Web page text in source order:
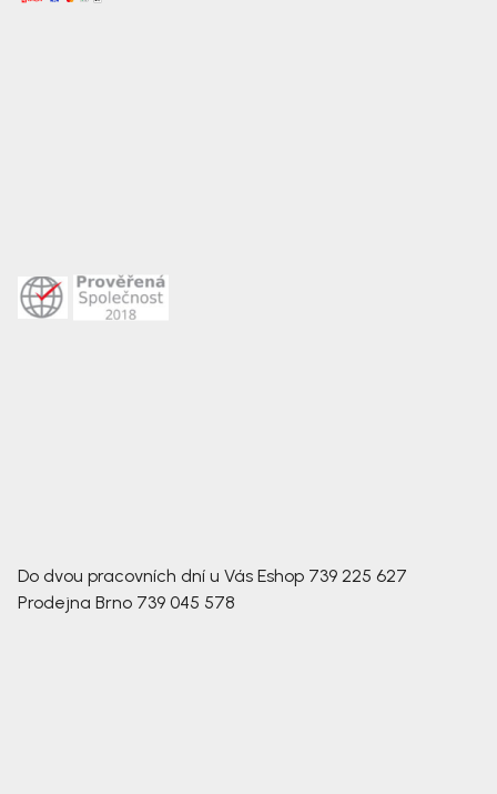
Do dvou pracovních dní u Vás Eshop 739 225 627
Prodejna Brno 739 045 578